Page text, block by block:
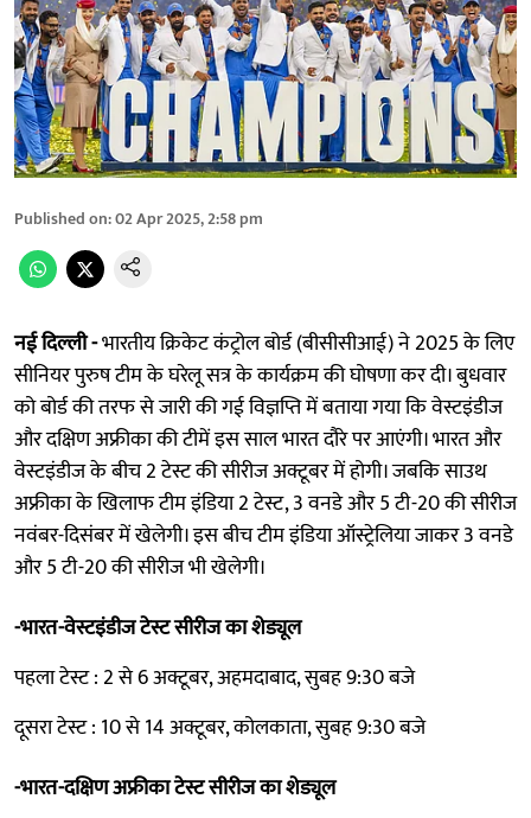
Published on:02 Apr 2025, 2:58 pm
नई दिल्ली -भारतीय क्रिकेट कंट्रोल बोर्ड (बीसीसीआई) ने 2025 के लिए
सीनियर पुरुष टीम के घरेलू सत्र के कार्यक्रम की घोषणा कर दी। बुधवार
को बोर्ड की तरफ से जारी की गई विज्ञप्ति में बताया गया कि वेस्टइंडीज
और दक्षिण अफ्रीका की टीमें इस साल भारत दौरे पर आएंगी। भारत और
वेस्टइंडीज के बीच 2 टेस्ट की सीरीज अक्टूबर में होगी। जबकि साउथ
अफ्रीका के खिलाफ टीम इंडिया 2 टेस्ट, 3 वनडे और 5 टी-20 की सीरीज
नवंबर-दिसंबर में खेलेगी। इस बीच टीम इंडिया ऑस्ट्रेलिया जाकर 3 वनडे
और 5 टी-20 की सीरीज भी खेलेगी।
-भारत-वेस्टइंडीज टेस्ट सीरीज का शेड्यूल
पहला टेस्ट : 2 से 6 अक्टूबर, अहमदाबाद, सुबह 9:30 बजे
दूसरा टेस्ट : 10 से 14 अक्टूबर, कोलकाता, सुबह 9:30 बजे
-भारत-दक्षिण अफ्रीका टेस्ट सीरीज का शेड्यूल